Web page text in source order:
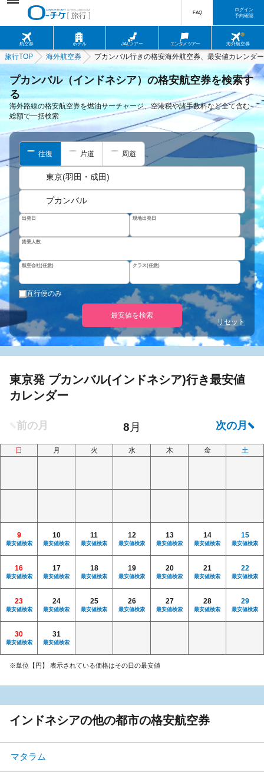
航空券 ホテル JALツアー エンタメツアー 海外航空券
FAQ
ログイン
予約確認
旅行TOP 海外航空券 プカンバル行きの格安海外航空券、最安値カレンダー
プカンバル（インドネシア）の格安航空券を検索す
る
海外路線の格安航空券を燃油サーチャージ、空港税や諸手数料など全て含む
総額で一括検索
往復 片道 周遊
東京(羽田・成田)
プカンバル
出発日 現地出発日
搭乗人数
航空会社(任意) クラス(任意)
直行便のみ
最安値を検索
リセット
東京発 プカンバル(インドネシア)行き最安値
カレンダー
日 月 火 水 木 金 土
9
最安値検索
10
最安値検索
11
最安値検索
12
最安値検索
13
最安値検索
14
最安値検索
15
最安値検索
16
最安値検索
17
最安値検索
18
最安値検索
19
最安値検索
20
最安値検索
21
最安値検索
22
最安値検索
23
最安値検索
24
最安値検索
25
最安値検索
26
最安値検索
27
最安値検索
28
最安値検索
29
最安値検索
30
最安値検索
31
最安値検索
※単位【円】 表示されている価格はその日の最安値
インドネシアの他の都市の格安航空券
マタラム